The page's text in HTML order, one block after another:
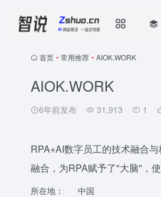
首页 • 常用推荐 • AIOK.WORK
AIOK.WORK
6年前发布 31,913 1
RPA+AI数字员工的技术融合
融合，为RPA赋予了"大脑"，
所在地：
中国